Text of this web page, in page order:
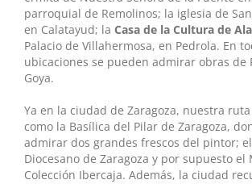
parroquial de Remolinos; la iglesia de
en Calatayud; la Casa de la Cultura de
Palacio de Villahermosa, en Pedrola. En
ubicaciones se pueden admirar obras de
Goya.
Ya en la ciudad de Zaragoza, nuestra
como la Basílica del Pilar de Zaragoza,
admirar dos grandes frescos del pintor;
Diocesano de Zaragoza y por supuesto el
Colección Ibercaja. Además, la ciudad